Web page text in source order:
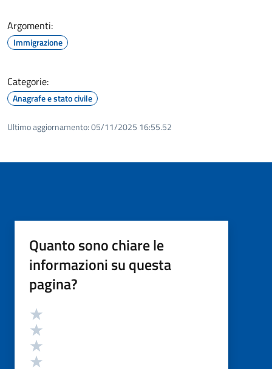
Argomenti:
Immigrazione
Categorie:
Anagrafe e stato civile
Ultimo aggiornamento:05/11/2025 16:55.52
Quanto sono chiare le
informazioni su questa
pagina?
Valutazione